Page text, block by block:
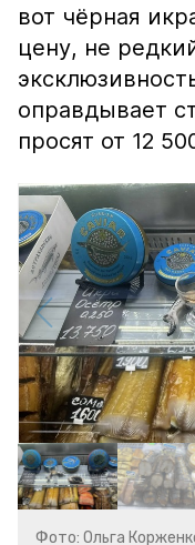
вот чёрная
цену, не
оправдывает
просят от 12
Фото: Ольга